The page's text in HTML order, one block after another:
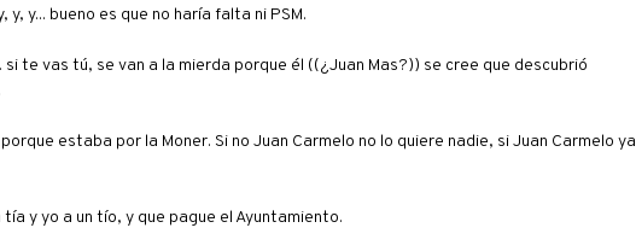
y, y... bueno es que no haría falta ni PSM.
te vas tú, se van a la mierda porque él ((¿Juan Mas?)) se cree que descubrió
estaba por la Moner. Si no Juan Carmelo no lo quiere nadie, si Juan Carmelo ya
y yo a un tío, y que pague el Ayuntamiento.